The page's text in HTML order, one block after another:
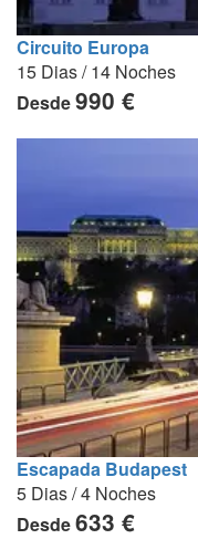
Circuito Europa
15 Dias / 14 Noches
Desde990 €
Escapada Budapest
5 Dias / 4 Noches
Desde633 €